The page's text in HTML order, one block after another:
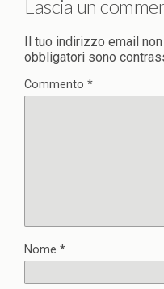
Lascia un
Il tuo indirizzo email
obbligatori sono
Commento *
Nome *